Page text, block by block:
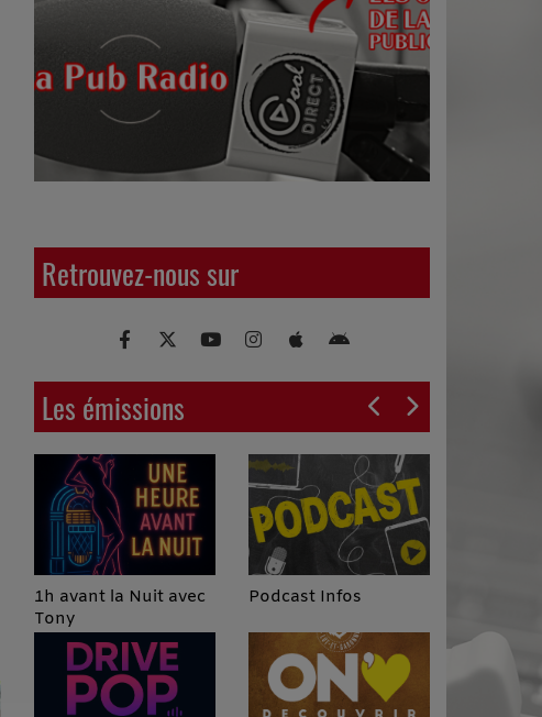
Retrouvez-nous sur
Les émissions
1h avant la Nuit avec
Tony
Podcast Infos